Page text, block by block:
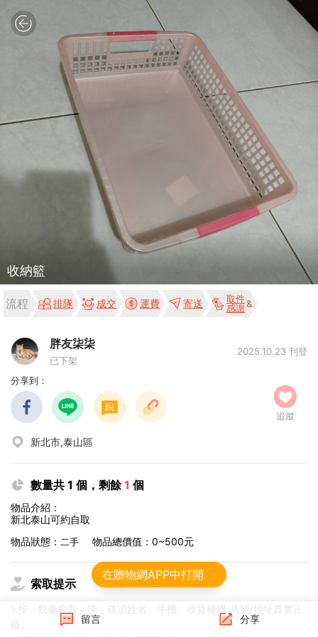
收納籃
流程 排隊 成交 運費 寄送
取件
感謝
胖友柒柒
已下架
2025.10.23 刊登
分享到：
追蹤
新北市,泰山區
數量共 1 個，剩餘1 個
物品介紹：
新北泰山可約自取
物品狀態： 二手 物品總價值：0~500元
索取提示
1.按「我要索取」後，確認姓名、手機、收貨櫃機/店號/地址真實正
確。
留言 分享
在贈物網APP中打開